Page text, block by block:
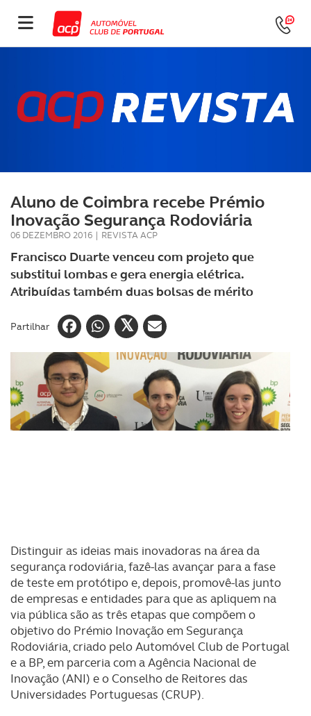
Aluno de Coimbra recebe Prémio
Inovação Segurança Rodoviária
06 DEZEMBRO 2016 | REVISTA ACP
Francisco Duarte venceu com projeto que
substitui lombas e gera energia elétrica.
Atribuídas também duas bolsas de mérito
Partilhar
Distinguir as ideias mais inovadoras na área da
segurança rodoviária, fazê-las avançar para a fase
de teste em protótipo e, depois, promovê-las junto
de empresas e entidades para que as apliquem na
via pública são as três etapas que compõem o
objetivo do Prémio Inovação em Segurança
Rodoviária, criado pelo Automóvel Club de Portugal
e a BP, em parceria com a Agência Nacional de
Inovação (ANI) e o Conselho de Reitores das
Universidades Portuguesas (CRUP).